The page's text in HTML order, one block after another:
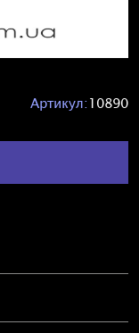
Артикул:10890